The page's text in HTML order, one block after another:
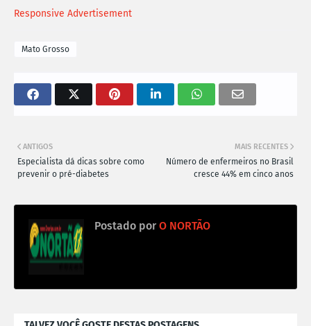
Responsive Advertisement
Mato Grosso
MAIS RECENTES
Número de enfermeiros no Brasil
cresce 44% em cinco anos
ANTIGOS
Especialista dá dicas sobre como
prevenir o pré-diabetes
Postado por O NORTÃO